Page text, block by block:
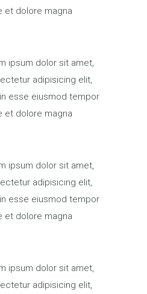
et dolore magna
ipsum dolor sit amet,
adipisicing elit,
esse eiusmod tempor
et dolore magna
ipsum dolor sit amet,
adipisicing elit,
esse eiusmod tempor
et dolore magna
ipsum dolor sit amet,
adipisicing elit,